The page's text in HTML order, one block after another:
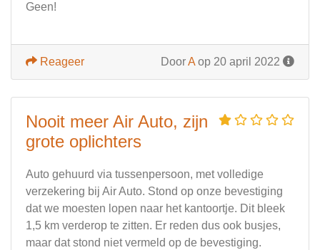
Geen!
DoorA op 20 april 2022
Reageer
Nooit meer Air Auto, zijn
grote oplichters
Auto gehuurd via tussenpersoon, met volledige
verzekering bij Air Auto. Stond op onze bevestiging
dat we moesten lopen naar het kantoortje. Dit bleek
1,5 km verderop te zitten. Er reden dus ook busjes,
maar dat stond niet vermeld op de bevestiging.